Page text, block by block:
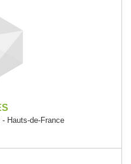
Hauts-de-France